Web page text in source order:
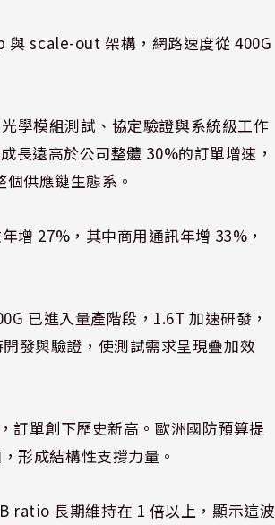
scale-out 架構，網路速度從 400G
學模組測試、協定驗證與系統級工作
長遠高於公司整體 30%的訂單增速，
供應鏈生態系。
增 27%，其中商用通訊年增 33%，
已進入量產階段，1.6T 加速研發，
發與驗證，使測試需求呈現疊加效
訂單創下歷史新高。歐洲國防預算提
形成結構性支撐力量。
ratio 長期維持在 1 倍以上，顯示這波